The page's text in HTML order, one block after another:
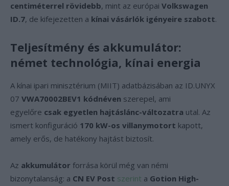
centiméterrel rövidebb, mint az európai Volkswagen
ID.7, de kifejezetten a kínai vásárlók igényeire szabott.
Teljesítmény és akkumulátor:
német technológia, kínai energia
A kínai ipari minisztérium (MIIT) adatbázisában az ID.UNYX
07 VWA70002BEV1 kódnéven szerepel, ami
egyelőre csak egyetlen hajtáslánc-változatra utal. Az
ismert konfiguráció 170 kW-os villanymotort kapott,
amely erős, de hatékony hajtást biztosít.
Az akkumulátor forrása körül még van némi
bizonytalanság: a CN EV Post szerint a Gotion High-